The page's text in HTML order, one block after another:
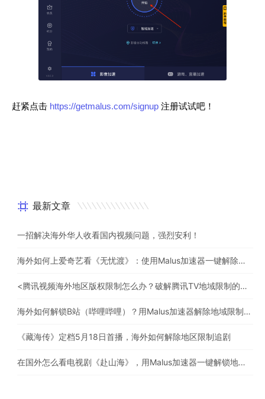
赶紧点击 https://getmalus.com/signup 注册试试吧！
最新文章
一招解决海外华人收看国内视频问题，强烈安利！
海外如何上爱奇艺看《无忧渡》：使用Malus加速器一键解除地域限制
<腾讯视频海外地区版权限制怎么办？破解腾讯TV地域限制的办法>
海外如何解锁B站（哔哩哔哩）？用Malus加速器解除地域限制，一键流畅追番
《藏海传》定档5月18日首播，海外如何解除地区限制追剧
在国外怎么看电视剧《赴山海》，用Malus加速器一键解锁地区限制